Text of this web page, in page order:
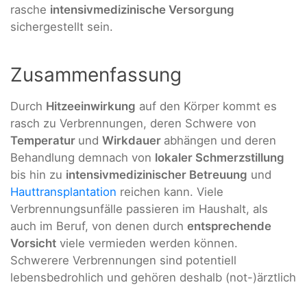
rasche intensivmedizinische Versorgung
sichergestellt sein.
Zusammenfassung
Durch Hitzeeinwirkung auf den Körper kommt es
rasch zu Verbrennungen, deren Schwere von
Temperatur und Wirkdauer abhängen und deren
Behandlung demnach von lokaler Schmerzstillung
bis hin zu intensivmedizinischer Betreuung und
Hauttransplantation reichen kann. Viele
Verbrennungsunfälle passieren im Haushalt, als
auch im Beruf, von denen durch entsprechende
Vorsicht viele vermieden werden können.
Schwerere Verbrennungen sind potentiell
lebensbedrohlich und gehören deshalb (not-)ärztlich